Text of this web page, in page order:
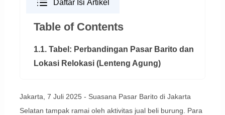
Daftar Isi Artikel
Table of Contents
1.1. Tabel: Perbandingan Pasar Barito dan
Lokasi Relokasi (Lenteng Agung)
Jakarta, 7 Juli 2025 - Suasana Pasar Barito di Jakarta
Selatan tampak ramai oleh aktivitas jual beli burung. Para